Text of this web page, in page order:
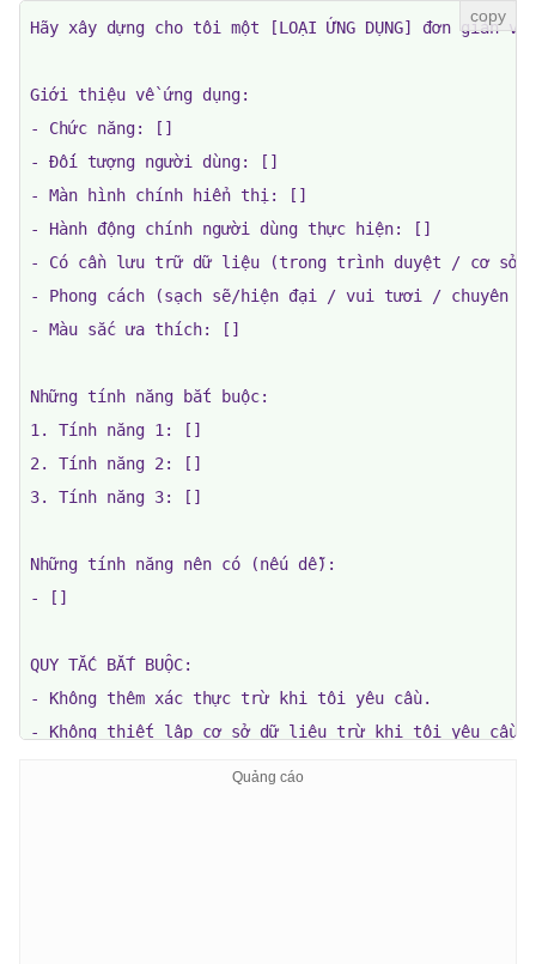
Hãy xây dựng cho tôi một [LOẠI ỨNG DỤNG] đơn giản
Giới thiệu về ứng dụng:
- Chức năng: []
- Đối tượng người dùng: []
- Màn hình chính hiển thị: []
- Hành động chính người dùng thực hiện: []
- Có cần lưu trữ dữ liệu (trong trình duyệt / cơ sở
- Phong cách (sạch sẽ/hiện đại / vui tươi / chuyên
- Màu sắc ưa thích: []
Những tính năng bắt buộc:
1. Tính năng 1: []
2. Tính năng 2: []
3. Tính năng 3: []
Những tính năng nên có (nếu dễ):
- []
QUY TẮC BẮT BUỘC:
- Không thêm xác thực trừ khi tôi yêu cầu.
- Không thiết lập cơ sở dữ liệu trừ khi tôi yêu cầu.